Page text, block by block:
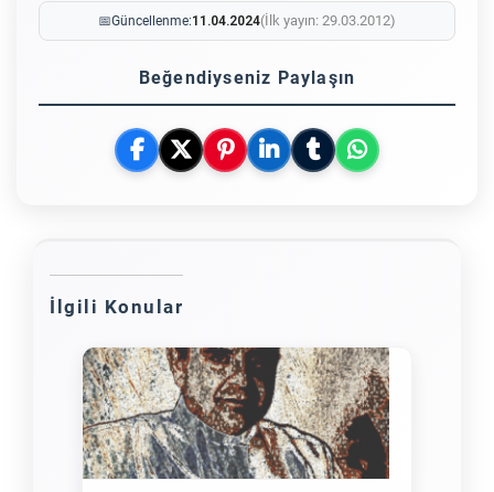
📅Güncellenme:11.04.2024(İlk yayın: 29.03.2012)
Beğendiyseniz Paylaşın
İlgili Konular